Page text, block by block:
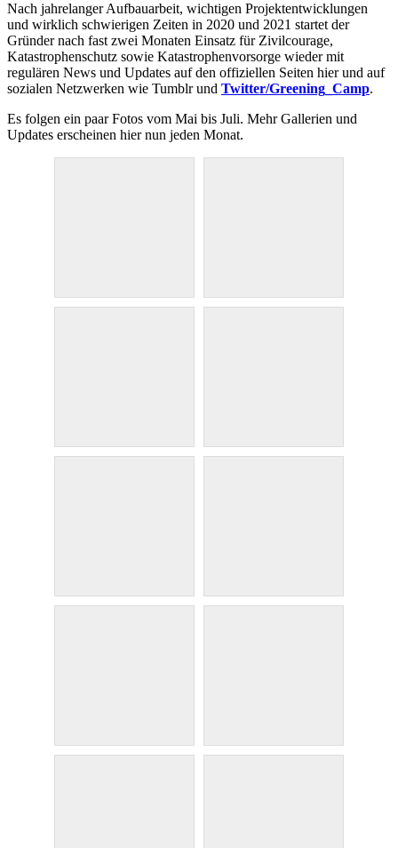
Nach jahrelanger Aufbauarbeit, wichtigen Projektentwicklungen
und wirklich schwierigen Zeiten in 2020 und 2021 startet der
Gründer nach fast zwei Monaten Einsatz für Zivilcourage,
Katastrophenschutz sowie Katastrophenvorsorge wieder mit
regulären News und Updates auf den offiziellen Seiten hier und auf
sozialen Netzwerken wie Tumblr und Twitter/Greening_Camp.
Es folgen ein paar Fotos vom Mai bis Juli. Mehr Gallerien und
Updates erscheinen hier nun jeden Monat.